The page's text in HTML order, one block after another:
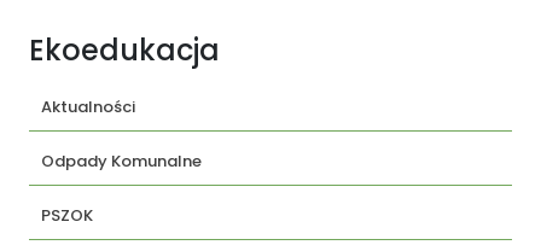
Ekoedukacja
Aktualności
Odpady Komunalne
PSZOK